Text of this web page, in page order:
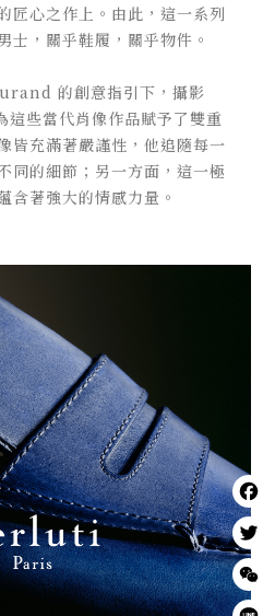
匠心之作上。由此， 這一系列
士，關乎鞋履，關乎物件。
的創意指引下，攝影
這些當代肖像作品賦予了雙重
皆充滿著嚴謹性， 他追隨每一
同的細節；另一方面， 這一極
含著強大的情感力量。